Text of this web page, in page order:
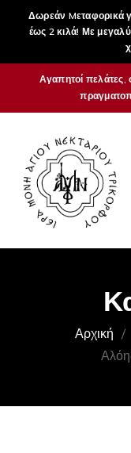
Δωρεάν Mεταφορικά
έως 2 κιλά! Με
Αγαπητοί
Αρχική